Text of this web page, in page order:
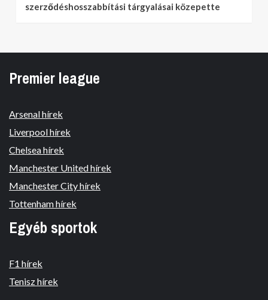
szerződéshosszabbítási tárgyalásai közepette
Premier league
Arsenal hírek
Liverpool hírek
Chelsea hírek
Manchester United hírek
Manchester City hírek
Tottenham hírek
Egyéb sportok
F1 hírek
Tenisz hírek